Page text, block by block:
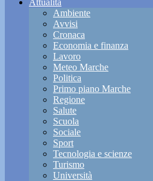
Attualità
Ambiente
Avvisi
Cronaca
Economia e finanza
Lavoro
Meteo Marche
Politica
Primo piano Marche
Regione
Salute
Scuola
Sociale
Sport
Tecnologia e scienze
Turismo
Università